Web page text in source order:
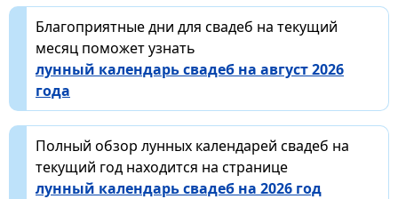
Благоприятные дни для свадеб на текущий
месяц поможет узнать
лунный календарь свадеб на август 2026
года
Полный обзор лунных календарей свадеб на
текущий год находится на странице
лунный календарь свадеб на 2026 год